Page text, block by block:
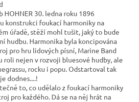
HOHNER 30. ledna roku 1896
konstrukci foukací harmoniky na
úřadě, stěží mohl tušit, jaký to bude
hudbu. Harmonika byla koncipována
pro hru lidových písní, Marine Band
roli nejen v rozvoji bluesové hudby, ale
rocku i popu. Odstartoval tak
dodnes....!
to, co udělalo z foukací harmoniky
pro každého. Dá se na něj hrát na